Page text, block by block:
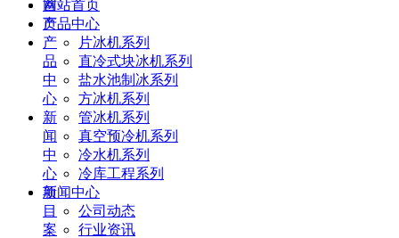
首
页
产
品
中
心
新
闻
中
心
项
目
案
网站首页
产品中心
片冰机系列
直冷式块冰机系列
盐水池制冰系列
方冰机系列
管冰机系列
真空预冷机系列
冷水机系列
冷库工程系列
新闻中心
公司动态
行业资讯